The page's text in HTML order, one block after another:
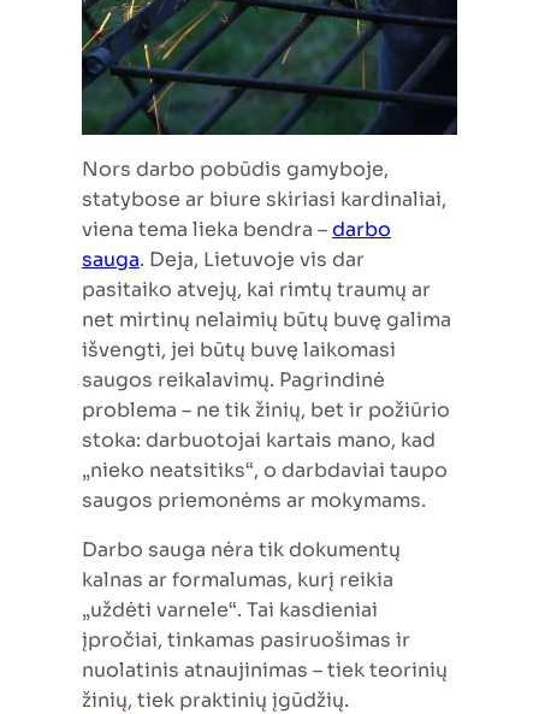
Nors darbo pobūdis gamyboje,
statybose ar biure skiriasi kardinaliai,
viena tema lieka bendra –darbo
sauga. Deja, Lietuvoje vis dar
pasitaiko atvejų, kai rimtų traumų ar
net mirtinų nelaimių būtų buvę galima
išvengti, jei būtų buvę laikomasi
saugos reikalavimų. Pagrindinė
problema – ne tik žinių, bet ir požiūrio
stoka: darbuotojai kartais mano, kad
„nieko neatsitiks“, o darbdaviai taupo
saugos priemonėms ar mokymams.
Darbo sauga nėra tik dokumentų
kalnas ar formalumas, kurį reikia
„uždėti varnele“. Tai kasdieniai
įpročiai, tinkamas pasiruošimas ir
nuolatinis atnaujinimas – tiek teorinių
žinių, tiek praktinių įgūdžių.